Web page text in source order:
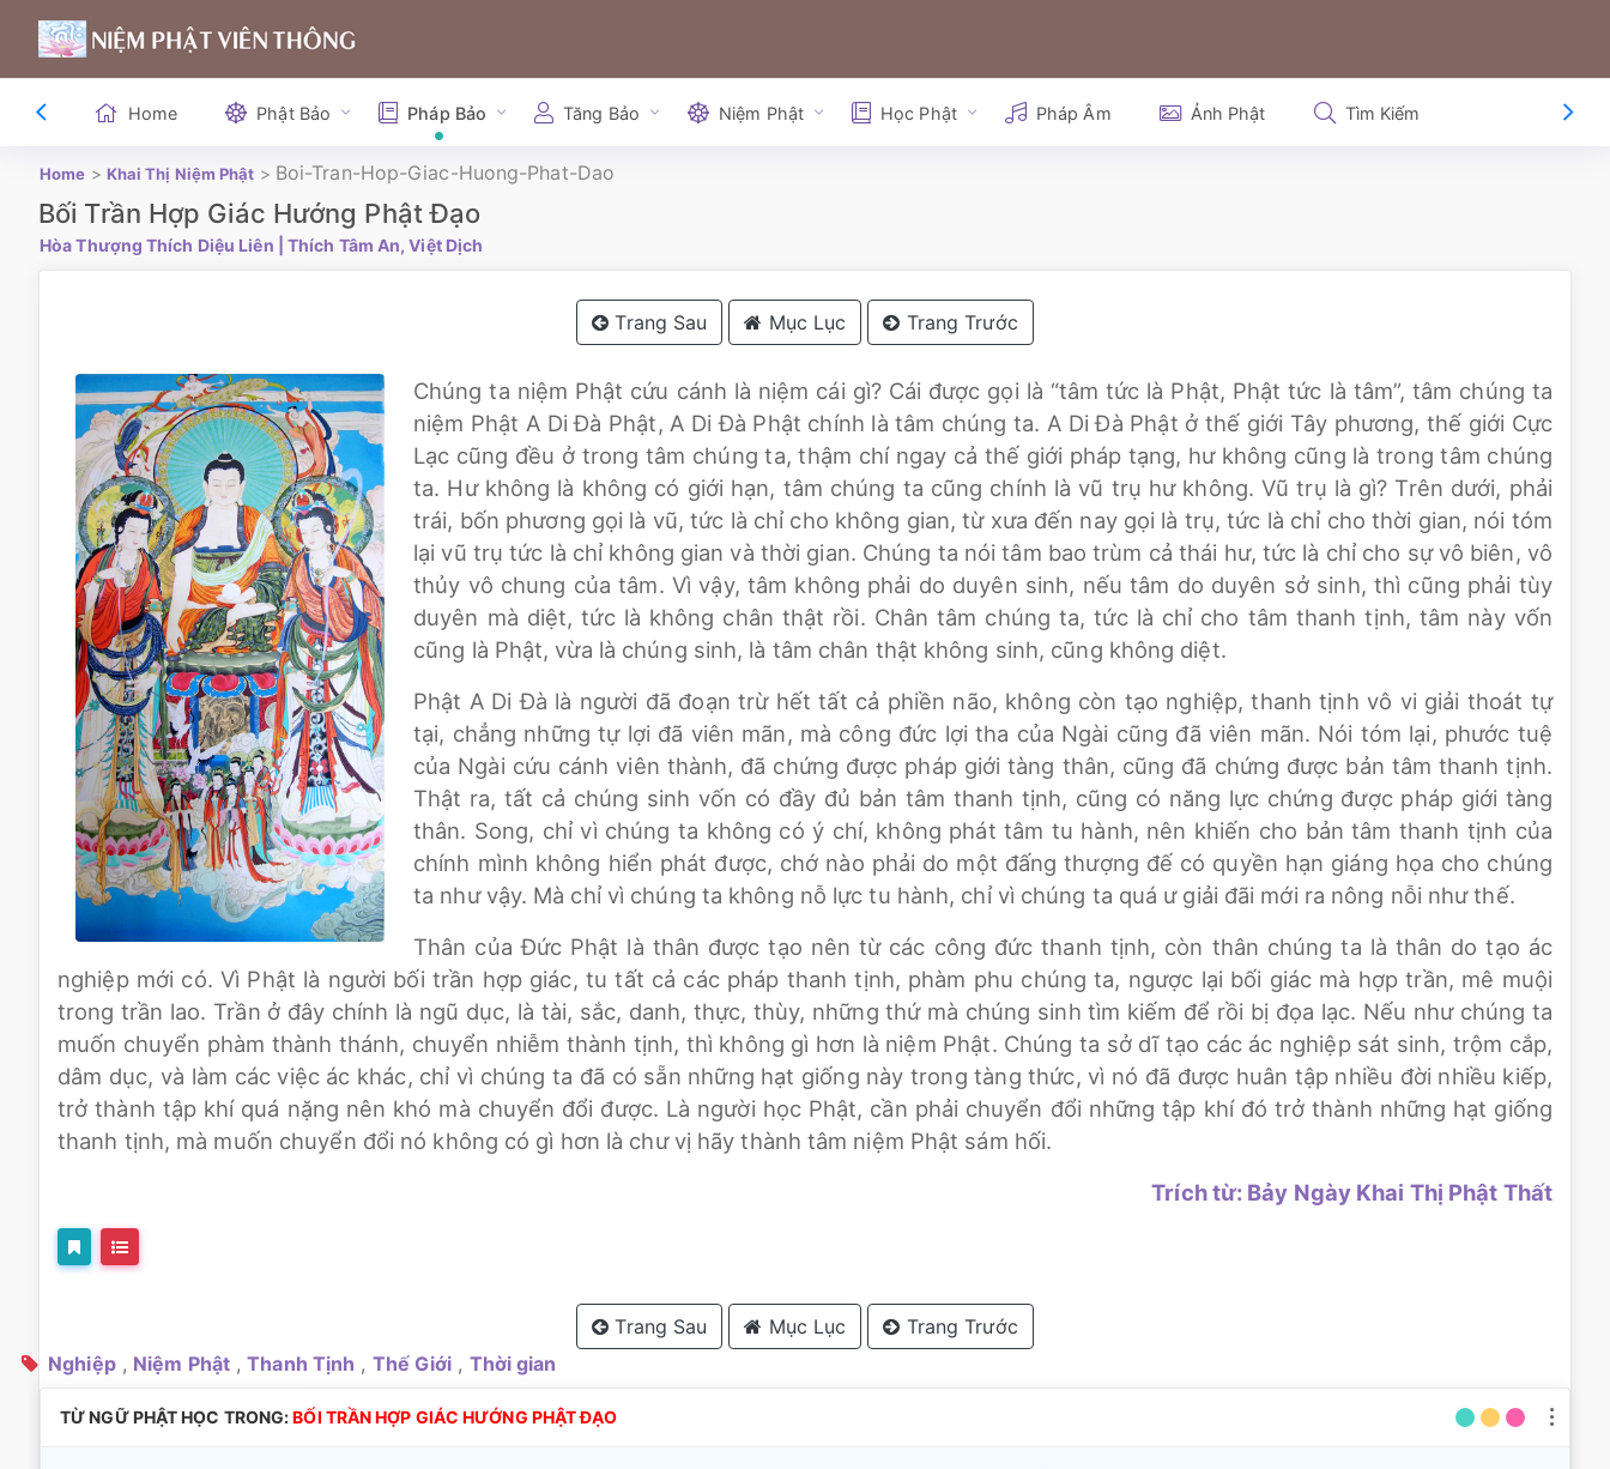
Home Phật Bảo Pháp Bảo Tăng Bảo Niệm Phật Học Phật Pháp Âm Ảnh Phật Tìm Kiếm
Home > Khai Thị Niệm Phật > Boi-Tran-Hop-Giac-Huong-Phat-Dao
Bối Trần Hợp Giác Hướng Phật Đạo
Hòa Thượng Thích Diệu Liên | Thích Tâm An, Việt Dịch
Trang Sau Mục Lục Trang Trước
Chúng ta niệm Phật cứu cánh là niệm cái gì? Cái được gọi là “tâm tức là Phật, Phật tức là tâm”, tâm chúng ta
niệm Phật A Di Đà Phật, A Di Đà Phật chính là tâm chúng ta. A Di Đà Phật ở thế giới Tây phương, thế giới Cực
Lạc cũng đều ở trong tâm chúng ta, thậm chí ngay cả thế giới pháp tạng, hư không cũng là trong tâm chúng
ta. Hư không là không có giới hạn, tâm chúng ta cũng chính là vũ trụ hư không. Vũ trụ là gì? Trên dưới, phải
trái, bốn phương gọi là vũ, tức là chỉ cho không gian, từ xưa đến nay gọi là trụ, tức là chỉ cho thời gian, nói tóm
lại vũ trụ tức là chỉ không gian và thời gian. Chúng ta nói tâm bao trùm cả thái hư, tức là chỉ cho sự vô biên, vô
thủy vô chung của tâm. Vì vậy, tâm không phải do duyên sinh, nếu tâm do duyên sở sinh, thì cũng phải tùy
duyên mà diệt, tức là không chân thật rồi. Chân tâm chúng ta, tức là chỉ cho tâm thanh tịnh, tâm này vốn
cũng là Phật, vừa là chúng sinh, là tâm chân thật không sinh, cũng không diệt.
Phật A Di Đà là người đã đoạn trừ hết tất cả phiền não, không còn tạo nghiệp, thanh tịnh vô vi giải thoát tự
tại, chẳng những tự lợi đã viên mãn, mà công đức lợi tha của Ngài cũng đã viên mãn. Nói tóm lại, phước tuệ
của Ngài cứu cánh viên thành, đã chứng được pháp giới tàng thân, cũng đã chứng được bản tâm thanh tịnh.
Thật ra, tất cả chúng sinh vốn có đầy đủ bản tâm thanh tịnh, cũng có năng lực chứng được pháp giới tàng
thân. Song, chỉ vì chúng ta không có ý chí, không phát tâm tu hành, nên khiến cho bản tâm thanh tịnh của
chính mình không hiển phát được, chớ nào phải do một đấng thượng đế có quyền hạn giáng họa cho chúng
ta như vậy. Mà chỉ vì chúng ta không nỗ lực tu hành, chỉ vì chúng ta quá ư giải đãi mới ra nông nỗi như thế.
Thân của Đức Phật là thân được tạo nên từ các công đức thanh tịnh, còn thân chúng ta là thân do tạo ác
nghiệp mới có. Vì Phật là người bối trần hợp giác, tu tất cả các pháp thanh tịnh, phàm phu chúng ta, ngược lại bối giác mà hợp trần, mê muội
trong trần lao. Trần ở đây chính là ngũ dục, là tài, sắc, danh, thực, thùy, những thứ mà chúng sinh tìm kiếm để rồi bị đọa lạc. Nếu như chúng ta
muốn chuyển phàm thành thánh, chuyển nhiễm thành tịnh, thì không gì hơn là niệm Phật. Chúng ta sở dĩ tạo các ác nghiệp sát sinh, trộm cắp,
dâm dục, và làm các việc ác khác, chỉ vì chúng ta đã có sẵn những hạt giống này trong tàng thức, vì nó đã được huân tập nhiều đời nhiều kiếp,
trở thành tập khí quá nặng nên khó mà chuyển đổi được. Là người học Phật, cần phải chuyển đổi những tập khí đó trở thành những hạt giống
thanh tịnh, mà muốn chuyển đổi nó không có gì hơn là chư vị hãy thành tâm niệm Phật sám hối.
Trích từ: Bảy Ngày Khai Thị Phật Thất
Trang Sau Mục Lục
Trang Trước
Nghiệp , Niệm Phật ,Thanh Tịnh , Thế Giới , Thời gian
TỪ NGỮ PHẬT HỌC TRONG:BỐI TRẦN HỢP GIÁC HƯỚNG PHẬT ĐẠO